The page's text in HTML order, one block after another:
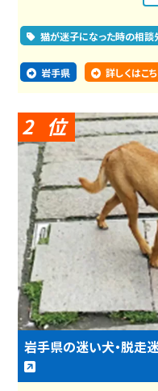
猫が迷子になった時の相談
岩手県 詳しくはこ
2
岩手県の迷い犬・脱走